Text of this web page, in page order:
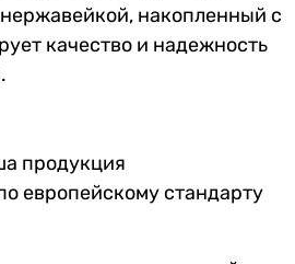
накопленный с
качество и надежность
продукция
европейскому стандарту